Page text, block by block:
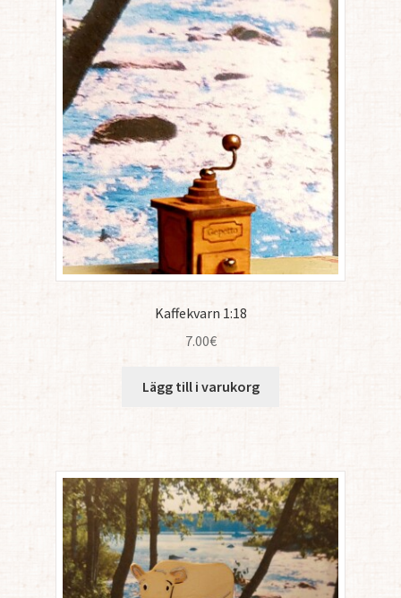
Kaffekvarn 1:18
7.00€
Lägg till i varukorg